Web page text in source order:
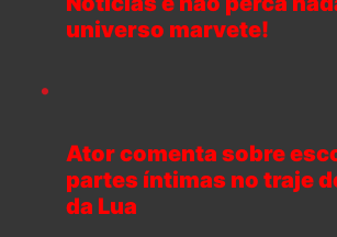
universo marvete!
Ator comenta sobre
partes íntimas no traje
da Lua